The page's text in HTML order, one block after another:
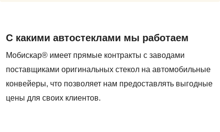
С какими автостеклами мы работаем
Мобискар® имеет прямые контракты с заводами
поставщиками оригинальных стекол на автомобильные
конвейеры, что позволяет нам предоставлять выгодные
цены для своих клиентов.